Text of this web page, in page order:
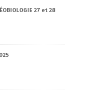
27 et 28